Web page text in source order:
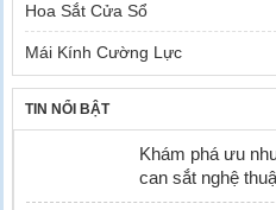
Hoa Sắt Cửa Sổ
Mái Kính Cường Lực
TIN NỔI BẬT
Khám phá ưu
can sắt nghệ